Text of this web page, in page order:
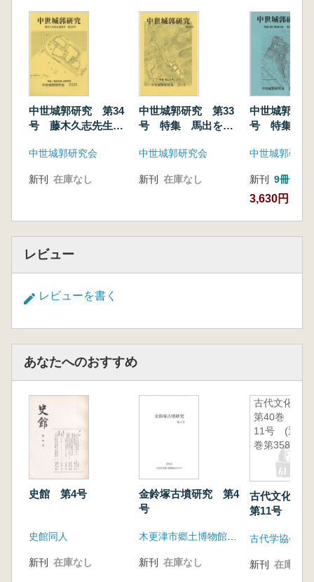
中世城郭研究 第34
号 藤木久志先生追
中世城郭研究会
新刊 在庫なし
中世城郭研究 第33
号 特集 馬出を考
中世城郭研究会
新刊 在庫なし
中世城郭研
号 特集 徳
中世城郭研究
新刊 9冊
3,630円
レビュー
レビューを書く
あなたへのおすすめ
史館 第4号
史館同人
新刊 在庫なし
金鈴塚古墳研究 第4
号
新刊 在庫なし
古代文化
第40巻 第
11号 (通
巻第358号)
古代文化
第11号 (通
古代学協会
新刊 在庫なし